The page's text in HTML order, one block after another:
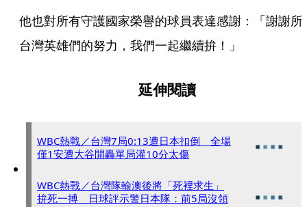
他也對所有守護國家榮譽的球員表達感謝：「謝謝所
台灣英雄們的努力，我們一起繼續拚！」
延伸閱讀
WBC熱戰／台灣7局0:13遭日本扣倒 全場
僅1安遭大谷開轟單局灌10分太傷
WBC熱戰／台灣隊輸澳後將「死裡求生」
拚死一搏 日球評示警日本隊：前5局沒領